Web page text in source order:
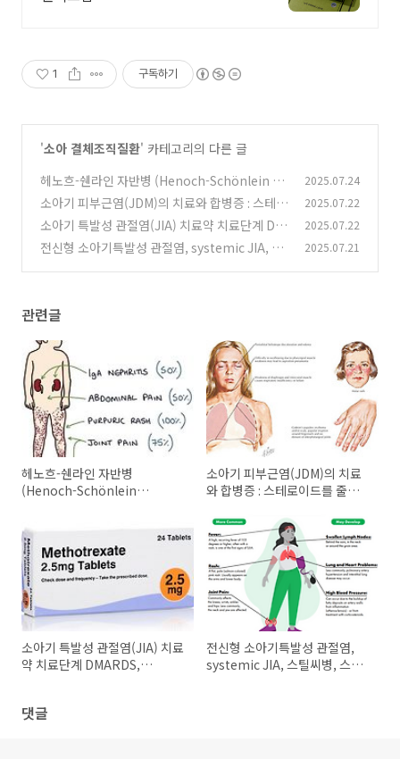
1 구독하기
'소아 결체조직질환' 카테고리의 다른 글
헤노흐-쉔라인 자반병 (Henoch-Schönlein Pu
rpura, HSP) : 자반, 복통, 관절통 신장침범 단백
뇨 혈뇨, IgA vasculitis 혈관염 (0)
2025.07.24
소아기 피부근염(JDM)의 치료와 합병증 : 스테로
이드를 줄이는 전략과 폐렴 예방까지
(0)
2025.07.22
소아기 특발성 관절염(JIA) 치료약 치료단계 DM
ARDS, bDMARDS, TNF alpha 길항제
(1)
2025.07.22
전신형 소아기특발성 관절염, systemic JIA, 스
2025.07.21
관련글
헤노흐-쉔라인 자반병
(Henoch-Schönlein
vasculitis 혈관염
소아기 피부근염(JDM)의 치료
와 합병증 : 스테로이드를 줄이
소아기 특발성 관절염(JIA) 치료
약 치료단계 DMARDS,
전신형 소아기특발성 관절염,
systemic JIA, 스틸씨병, 스틸
댓글